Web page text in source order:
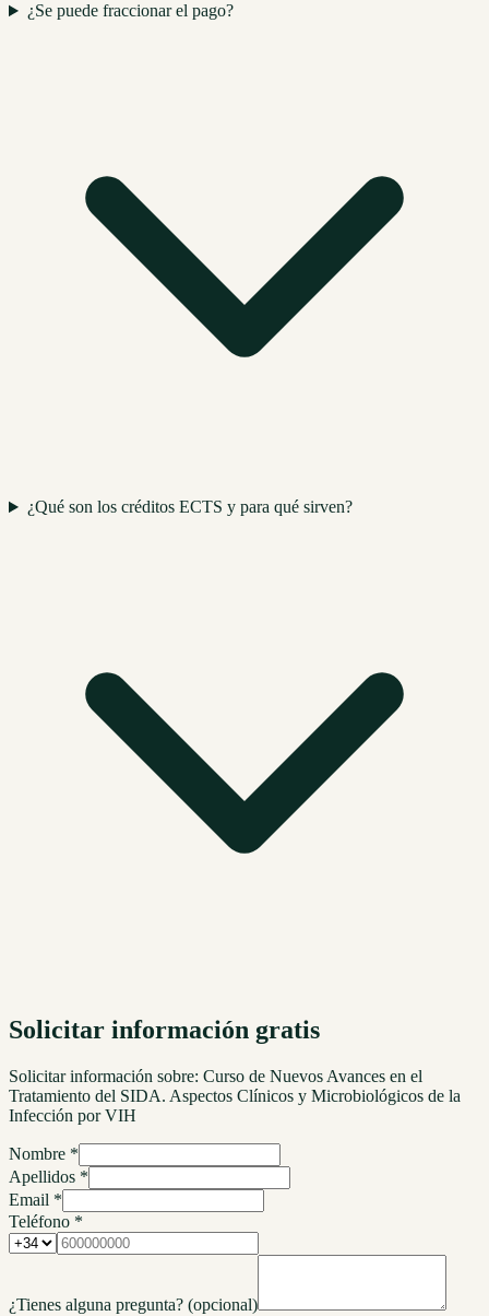
¿Se puede fraccionar el pago?
¿Qué son los créditos ECTS y para qué sirven?
Solicitar información gratis
Solicitar información sobre: Curso de Nuevos Avances en el
Tratamiento del SIDA. Aspectos Clínicos y Microbiológicos de la
Infección por VIH
Nombre *
Apellidos *
Email *
Teléfono *
¿Tienes alguna pregunta? (opcional)